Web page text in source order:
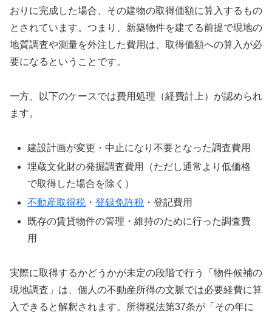
おりに完成した場合、その建物の取得価額に算入するもの
とされています。つまり、新築物件を建てる前提で現地の
地質調査や測量を外注した費用は、取得価額への算入が必
要になるということです。
一方、以下のケースでは費用処理（経費計上）が認められ
ます。
建設計画が変更・中止になり不要となった調査費用
埋蔵文化財の発掘調査費用（ただし通常より低価格
で取得した場合を除く）
不動産取得税 ・登録免許税 ・登記費用
既存の賃貸物件の管理・維持のために行った調査費
用
実際に取得するかどうかが未定の段階で行う「物件候補の
現地調査」は、個人の不動産所得の文脈では必要経費に算
入できると解釈されます。所得税法第37条が「その年に